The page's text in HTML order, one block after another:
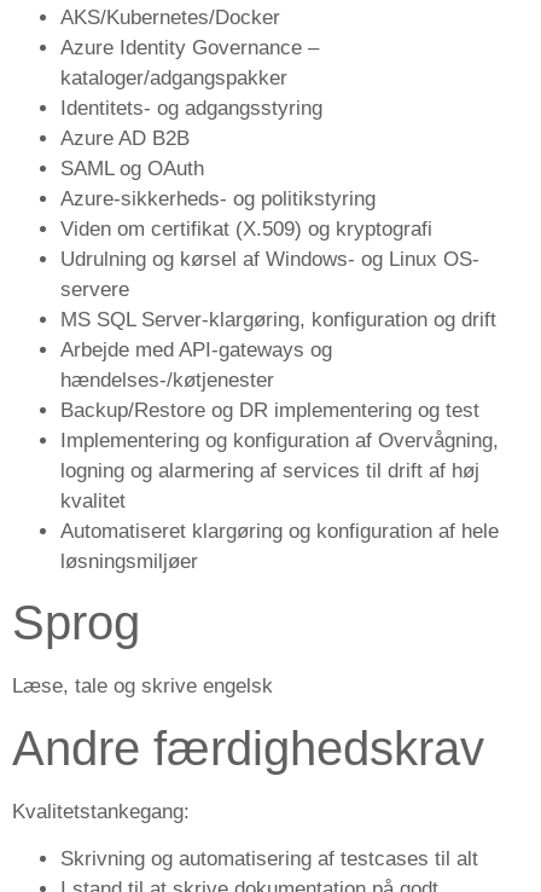
AKS/Kubernetes/Docker
Azure Identity Governance –
kataloger/adgangspakker
Identitets- og adgangsstyring
Azure AD B2B
SAML og OAuth
Azure-sikkerheds- og politikstyring
Viden om certifikat (X.509) og kryptografi
Udrulning og kørsel af Windows- og Linux OS-
servere
MS SQL Server-klargøring, konfiguration og drift
Arbejde med API-gateways og
hændelses-/køtjenester
Backup/Restore og DR implementering og test
Implementering og konfiguration af Overvågning,
logning og alarmering af services til drift af høj
kvalitet
Automatiseret klargøring og konfiguration af hele
løsningsmiljøer
Sprog
Læse, tale og skrive engelsk
Andre færdighedskrav
Kvalitetstankegang:
Skrivning og automatisering af testcases til alt